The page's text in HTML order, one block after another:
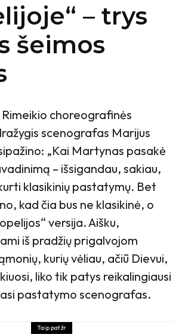
– trys
šeimos
choreografinės
scenografas Marijus
„Kai Martynas pasakė
– išsigandau, sakiau,
klasikinių pastatymų. Bet
kad čia bus ne klasikinė, o
versija. Aišku,
iš pradžių prigalvojom
kurių vėliau, ačiū Dievui,
liko tik patys reikalingiausi
pastatymo scenografas.
Taip pat žr